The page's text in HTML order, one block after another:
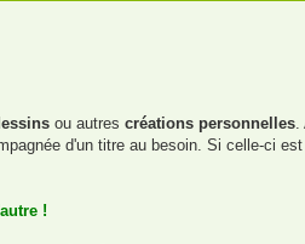
ou autres créations personnelles.
d'un titre au besoin. Si celle-ci
!